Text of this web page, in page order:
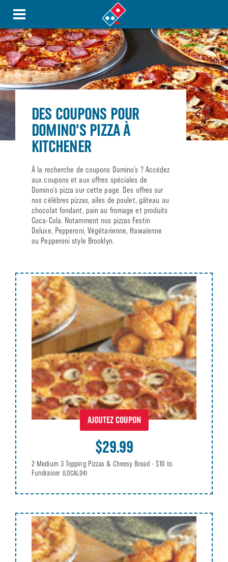
DES COUPONS POUR
DOMINO'S PIZZA À
KITCHENER
À la recherche de coupons Domino’s ? Accédez
aux coupons et aux offres spéciales de
Domino’s pizza sur cette page. Des offres sur
nos célèbres pizzas, ailes de poulet, gâteau au
chocolat fondant, pain au fromage et produits
Coca-Cola. Notamment nos pizzas Festin
Deluxe, Pepperoni, Végétarienne, Hawaïenne
ou Pepperoni style Brooklyn.
AJOUTEZ COUPON
$29.99
2 Medium 3 Topping Pizzas & Cheesy Bread - $10 to
Fundraiser (LOCAL04)